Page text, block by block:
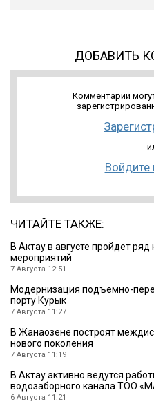
ДОБАВИТЬ
Комментарии
Войдите
ЧИТАЙТЕ ТАКЖЕ:
В Актау в августе пройдет
мероприятий
7 Августа 12:51
Модернизация подъемно-
порту Курык
7 Августа 11:27
В Жанаозене построят
нового поколения
7 Августа 11:19
В Актау активно ведутся
водозаборного канала ТОО
6 Августа 11:21